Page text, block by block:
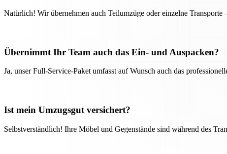
Natürlich! Wir übernehmen auch Teilumzüge oder einzelne Transporte
Übernimmt Ihr Team auch das Ein- und Auspacken?
Ja, unser Full-Service-Paket umfasst auf Wunsch auch das
Ist mein Umzugsgut versichert?
Selbstverständlich! Ihre Möbel und Gegenstände sind während des